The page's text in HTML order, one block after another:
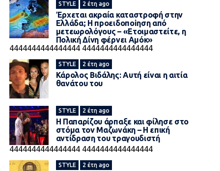
STYLE 2 έτη ago
Έρχεται ακραία καταστροφή στην
Ελλάδα; Η πpoειδοπoiηση από
μετεωρολόγους – «Ετοιμαστείτε, η
Πολική Δίνη φέρνει Αμόκ»
4444444444444444
STYLE 2 έτη ago
Κάρολος Βιδάλης: Αυτή είναι η αιτία
θανάτου του
4444444444444444
STYLE 2 έτη ago
Η Παπαρίζου άρπαξε και φίλησε στο
στόμα τον Μαζωνάκη – Η επική
αντίδραση του τραγουδιστή
4444444444444444
STYLE 2 έτη ago
4444444444444444